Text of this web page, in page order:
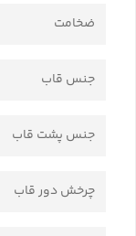
ضخامت
جنس قاب
جنس پشت قاب
چرخش دور قاب